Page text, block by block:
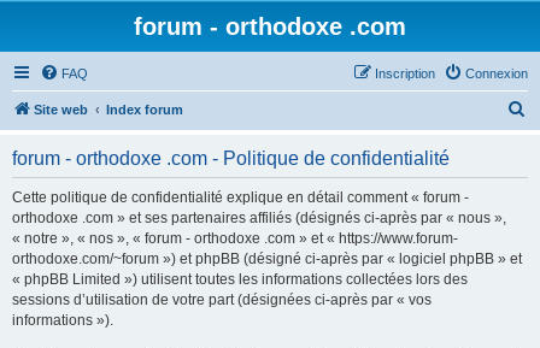
forum - orthodoxe .com
FAQ Connexion
Inscription
Site web Index forum
forum - orthodoxe .com - Politique de confidentialité
Cette politique de confidentialité explique en détail comment « forum -
orthodoxe .com » et ses partenaires affiliés (désignés ci-après par « nous »,
« notre », « nos », « forum - orthodoxe .com » et « https://www.forum-
orthodoxe.com/~forum ») et phpBB (désigné ci-après par « logiciel phpBB » et
« phpBB Limited ») utilisent toutes les informations collectées lors des
sessions d’utilisation de votre part (désignées ci-après par « vos
informations »).